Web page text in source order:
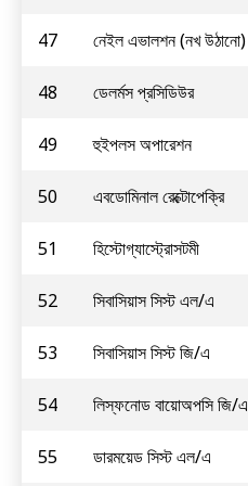
47 নেইল এভালশন (নখ উঠানো)
48 ডেলর্মস প্রসিডিউর
49 হুইপলস অপারেশন
50 এবডোমিনাল রেক্টোপেক্রি
51 হিস্টোগ্যাস্ট্রোসটমী
52 সিবাসিয়াস সিস্ট এল/এ
53 সিবাসিয়াস সিস্ট জি/এ
54 লিস্ফনোড বায়োঅপসি জি/এ
55 ডারময়েড সিস্ট এল/এ